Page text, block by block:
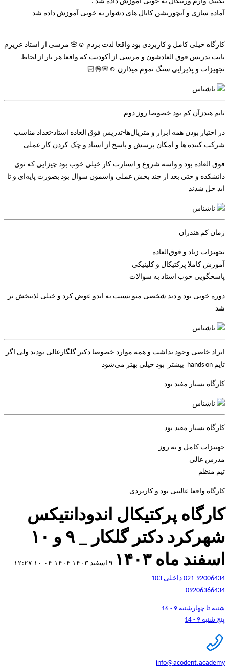
آماده سازی و آبچوریشن کانال های دشوار به خوبی آموزش داده شد
کارگاه خیلی کامل و کاربردی بود واقعا لذت بردم ☺️🌸 مرسی از استاد عزیزم
بابت تدریس فوق العادشون و مرسی از آکودنت که واقعا هر بار از لحاظ
تجهیزات و پذیرایی سنگ تموم میذارن ☺️🌸👌🏻
ناشناس
تایم هندزآن کم بود خصوصا روز دوم
در اختیار بودن همه ابزار و متریال‌ها-تدریس فوق العاده استاد-تعداد مناسب
شرکت کننده ها و امکان پرسش و پاسخ از استاد و چک کردن کار عملی
فوق العاده بود و واسه شروع و استارت کار خیلی خوب بود چیزایی که توی
دانشکده و حتی بعد از چند بخش عملی واسمون سوال بود بصورت پایه‌ای و تا
ابد حل شدند
ناشناس
زمان کم هندزان
تجهیزات زیاد و فوق‌العاده
آموزش کاملا پرکتیکال و کلینیکی
پاسخگویی خوب استاد به سوالات
دوره خوبی بود و دید شخصی منو نسبت به اندو عوض کرد و خیلی لذتبخش تر
شد
ناشناس
ایراد خاصی وجود نداشت و همه موارد خصوصا دکتر گلگارعالی بودند ولی اگر
تایم hands on بیشتر بود خیلی بهتر می‌شود
کارگاه بسیار مفید بود
ناشناس
کارگاه بسیار مفید بود
جهییزات کامل و به روز
مدرس عالی
تیم منظم
کارگاه واقعا عالییی بود و کاربردی
کارگاه پرکتیکال اندودانتیکس
شهرکرد دکتر گلکار _ ۹ و ۱۰
اسفند ماه ۱۴۰۳
۹ اسفند ۱۴۰۳
۱۴۰۴-۰۴-۱۰ ۱۲:۲۷
021-92006434 داخلی 103
09206366434
شنبه تا چهارشنبه 9 - 16
پنج شنبه 9 - 14
info@acodent.academy